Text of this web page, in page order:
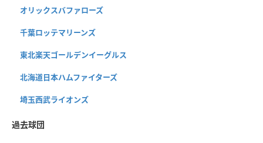
オリックスバファローズ
千葉ロッテマリーンズ
東北楽天ゴールデンイーグルス
北海道日本ハムファイターズ
埼玉西武ライオンズ
過去球団